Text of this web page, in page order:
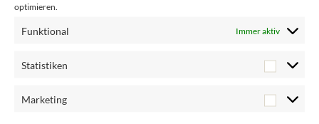
optimieren.
Funktional Immer aktiv
Statistiken
Marketing
4 Antworten auf
Coverpräsentation und